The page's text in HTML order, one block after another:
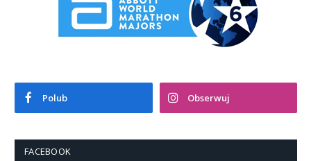
Polub Obserwuj
FACEBOOK